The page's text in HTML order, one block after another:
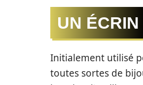
UN ÉCRIN
Initialement utilisé
toutes sortes de